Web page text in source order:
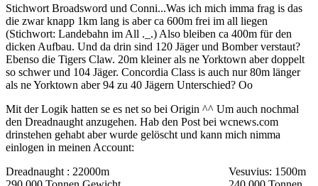
Stichwort Broadsword und Conni...Was ich mich imma frag is das
die zwar knapp 1km lang is aber ca 600m frei im all liegen
(Stichwort: Landebahn im All ._.) Also bleiben ca 400m für den
dicken Aufbau. Und da drin sind 120 Jäger und Bomber verstaut?
Ebenso die Tigers Claw. 20m kleiner als ne Yorktown aber doppelt
so schwer und 104 Jäger. Concordia Class is auch nur 80m länger
als ne Yorktown aber 94 zu 40 Jägern Unterschied? Oo
Mit der Logik hatten se es net so bei Origin ^^ Um auch nochmal
den Dreadnaught anzugehen. Hab den Post bei wcnews.com
drinstehen gehabt aber wurde gelöscht und kann mich nimma
einlogen in meinen Account:
Dreadnaught : 22000m Vesuvius: 1500m